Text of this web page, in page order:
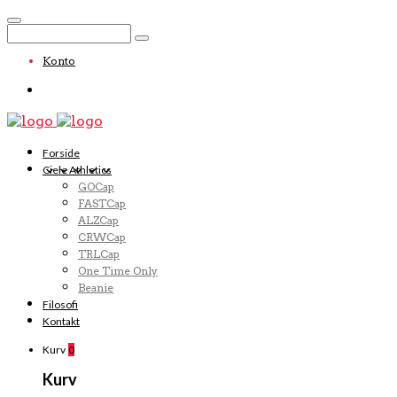
Konto
Forside
Ciele Athletics
GOCap
FASTCap
ALZCap
CRWCap
TRLCap
One Time Only
Beanie
Filosofi
Kontakt
Kurv 0
Kurv